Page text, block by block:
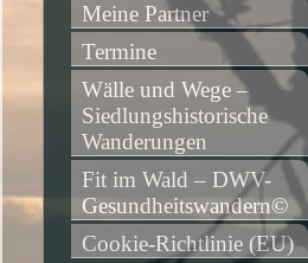
Meine Partner
Termine
Wälle und Wege –
Siedlungshistorische
Wanderungen
Fit im Wald – DWV-
Gesundheitswandern©
Cookie-Richtlinie (EU)